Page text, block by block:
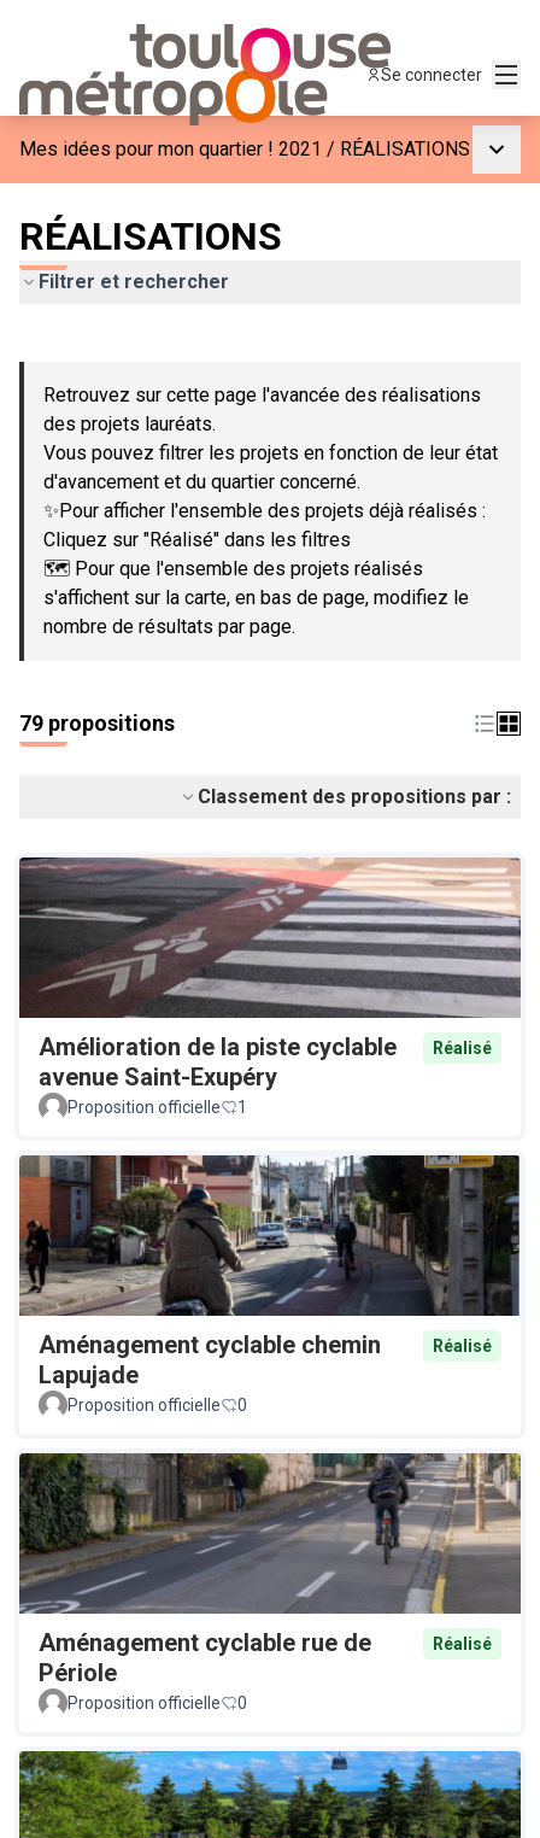
Se connecter
Mes idées pour mon quartier ! 2021 / RÉALISATIONS
RÉALISATIONS
Filtrer et rechercher
−
Retrouvez sur cette page l'avancée des réalisations
des projets lauréats.
Vous pouvez filtrer les projets en fonction de leur état
d'avancement et du quartier concerné.
✨Pour afficher l'ensemble des projets déjà réalisés :
Cliquez sur "Réalisé" dans les filtres
🗺️ Pour que l'ensemble des projets réalisés
s'affichent sur la carte, en bas de page, modifiez le
nombre de résultats par page.
79 propositions
Classement des propositions par :
Amélioration de la piste cyclable
avenue Saint-Exupéry
Réalisé
Proposition officielle 1
Aménagement cyclable chemin
Lapujade
Réalisé
Proposition officielle 0
Aménagement cyclable rue de
Périole
Réalisé
Proposition officielle 0